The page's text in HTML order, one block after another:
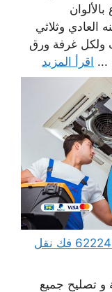
العادي وثلاثي
ولكل غرفة ورق
... اقرأ المزيد
فني تكييف مركزي هندي الكويت 62224041 فك نقل
و تصليح جميع